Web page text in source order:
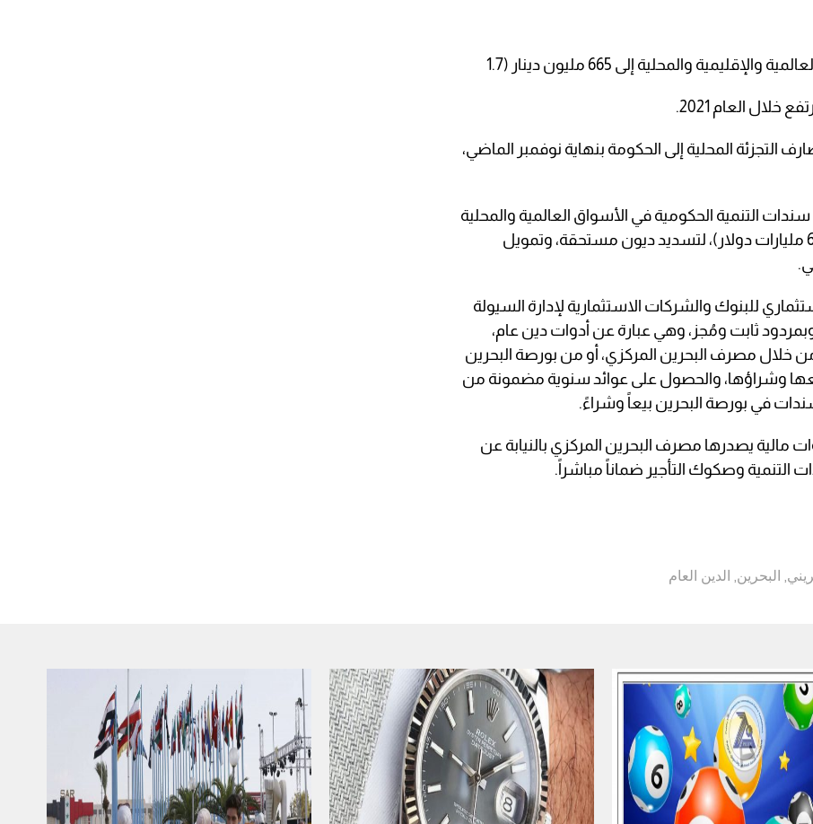
والمحلية إلى 665 مليون دينار (1.7
التجزئة المحلية إلى الحكومة بنهاية نوفمبر الماضي،
التنمية الحكومية في الأسواق العالمية والمحلية
بقيمة إجمالية تبلغ نحو 2.3 مليار دينار (6 مليارات دولار)، لتسديد ديون مستحقة، وتمويل
للبنوك والشركات الاستثمارية لإدارة السيولة
ثابت ومُجز، وهي عبارة عن أدوات دين عام،
مصرف البحرين المركزي، أو من بورصة البحرين
وشراؤها، والحصول على عوائد سنوية مضمونة من
في بورصة البحرين بيعاً وشراءً.
مالية يصدرها مصرف البحرين المركزي بالنيابة عن
التنمية وصكوك التأجير ضماناً مباشراً.
, البحرين, الدين العام